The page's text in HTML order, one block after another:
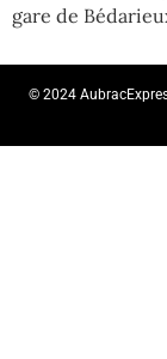
gare de
© 2024